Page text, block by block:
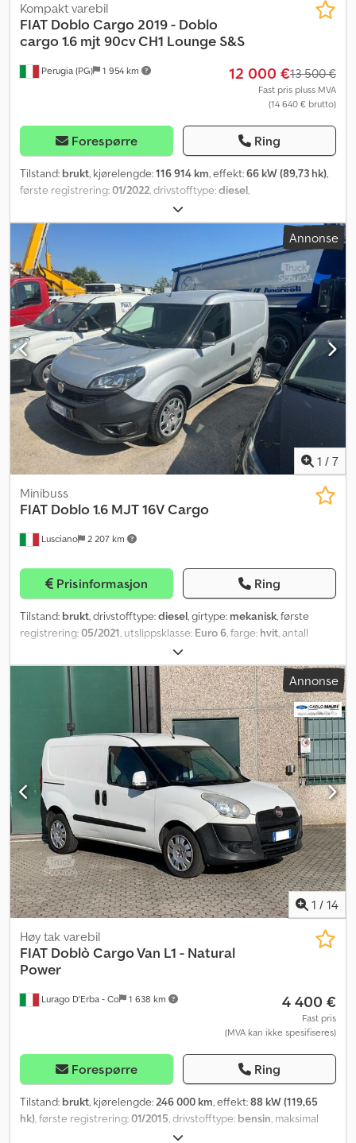
Perugia (PG) 1 954 km
Kompakt varebil
FIAT Doblo Cargo 2019 - Doblo
cargo 1.6 mjt 90cv CH1 Lounge S&S
12 000 €13 500 €
Fast pris pluss MVA
(14 640 € brutto)
Forespørre Ring
Tilstand: brukt, kjørelengde:116 914 km, effekt:66 kW (89,73 hk),
første registrering:01/2022, drivstofftype:diesel,
hvit
utslippsklasse:Euro 6, fjæring:stål, antall seter:3, Utstyr:
aircondition, servostyring
Annonse
1 / 7
Lusciano 2 207 km
Minibuss
FIAT Doblo 1.6 MJT 16V Cargo
Prisinformasjon Ring
Tilstand: brukt, drivstofftype:diesel, girtype: mekanisk, første
registrering:05/2021, utslippsklasse: Euro 6, farge: hvit, antall
aircondition, cruise control,
partikkelfilter, sentral låsing, servostyring,
Annonse
1 / 14
Lurago D'Erba - Co 1 638 km
Høy tak varebil
FIAT Doblò Cargo Van L1 - Natural
Power
4 400 €
Fast pris
(MVA kan ikke spesifiseres)
Forespørre Ring
Tilstand: brukt, kjørelengde:246 000 km, effekt:88 kW (119,65
hk), første registrering:01/2015, drivstofftype: bensin, maksimal
2 200 kg